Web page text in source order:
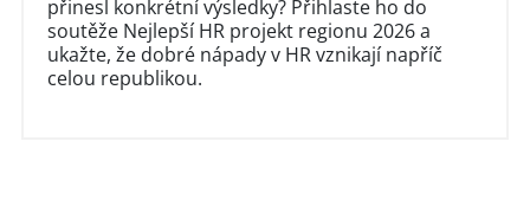
přinesl konkrétní výsledky? Přihlaste ho do
soutěže Nejlepší HR projekt regionu 2026 a
ukažte, že dobré nápady v HR vznikají napříč
celou republikou.